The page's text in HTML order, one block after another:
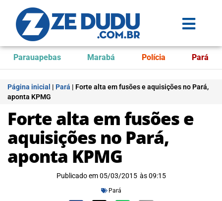
Parauapebas Marabá Polícia Pará
Página inicial | Pará | Forte alta em fusões e aquisições no Pará,
aponta KPMG
Forte alta em fusões e
aquisições no Pará,
aponta KPMG
Publicado em 05/03/2015 às 09:15
Pará